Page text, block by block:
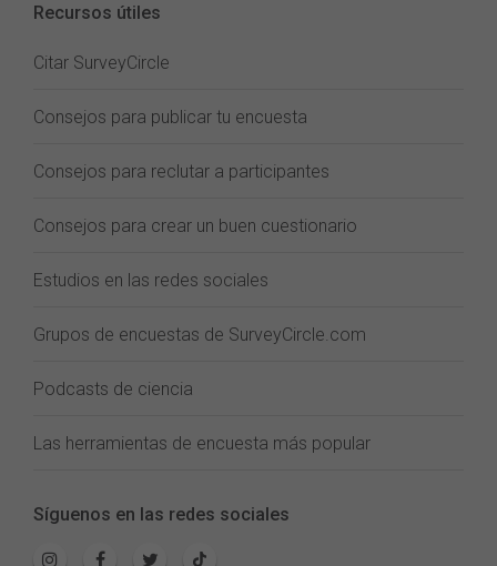
Recursos útiles
Citar SurveyCircle
Consejos para publicar tu encuesta
Consejos para reclutar a participantes
Consejos para crear un buen cuestionario
Estudios en las redes sociales
Grupos de encuestas de SurveyCircle.com
Podcasts de ciencia
Las herramientas de encuesta más popular
Síguenos en las redes sociales